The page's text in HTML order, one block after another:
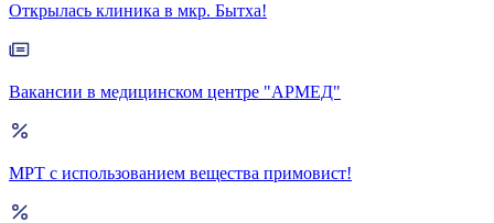
Открылась клиника в мкр. Бытха!
Вакансии в медицинском центре "АРМЕД"
МРТ с использованием вещества примовист!